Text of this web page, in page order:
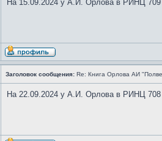
На 15.09.2024 у А.И. Орлова в РИНЦ 709
Заголовок сообщения: Re: Книга Орлова АИ
На 22.09.2024 у А.И. Орлова в РИНЦ 708